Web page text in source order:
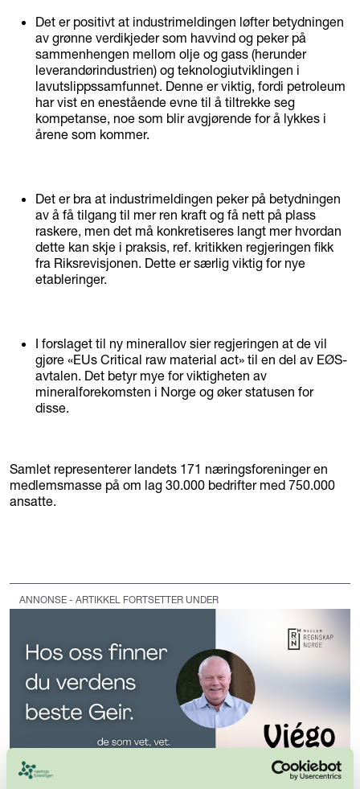
Det er positivt at industrimeldingen løfter betydningen
av grønne verdikjeder som havvind og peker på
sammenhengen mellom olje og gass (herunder
leverandørindustrien) og teknologiutviklingen i
lavutslippssamfunnet. Denne er viktig, fordi petroleum
har vist en enestående evne til å tiltrekke seg
kompetanse, noe som blir avgjørende for å lykkes i
årene som kommer.
Det er bra at industrimeldingen peker på betydningen
av å få tilgang til mer ren kraft og få nett på plass
raskere, men det må konkretiseres langt mer hvordan
dette kan skje i praksis, ref. kritikken regjeringen fikk
fra Riksrevisjonen. Dette er særlig viktig for nye
etableringer.
I forslaget til ny minerallov sier regjeringen at de vil
gjøre «EUs Critical raw material act» til en del av EØS-
avtalen. Det betyr mye for viktigheten av
mineralforekomsten i Norge og øker statusen for
disse.
Samlet representerer landets 171 næringsforeninger en
medlemsmasse på om lag 30.000 bedrifter med 750.000
ansatte.
ANNONSE - ARTIKKEL FORTSETTER UNDER